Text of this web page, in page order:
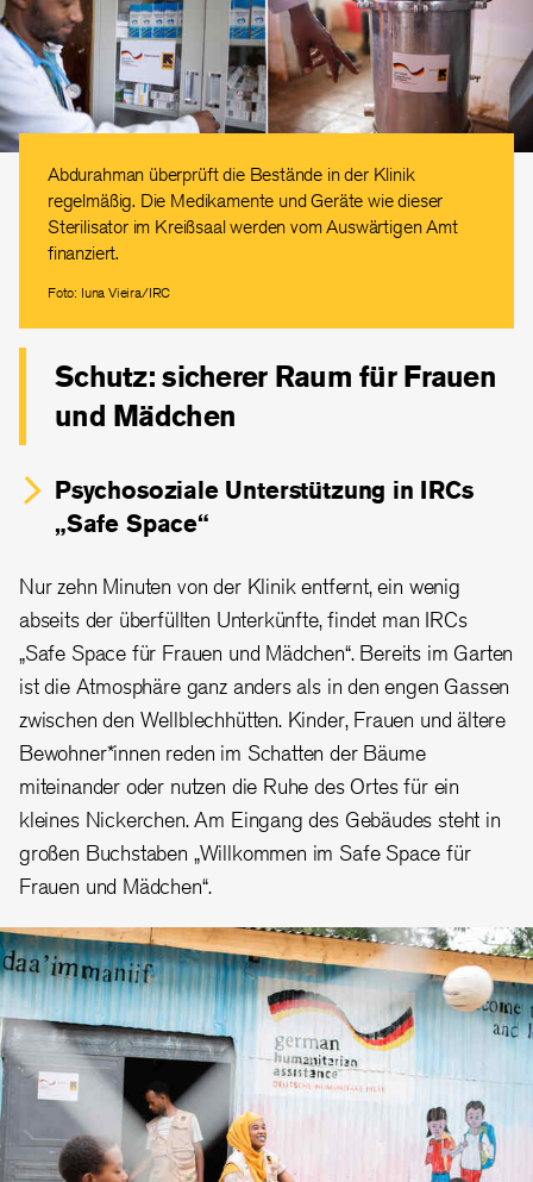
Abdurahman überprüft die Bestände in der Klinik
regelmäßig. Die Medikamente und Geräte wie dieser
Sterilisator im Kreißsaal werden vom Auswärtigen Amt
finanziert.
Foto: Iuna Vieira/IRC
Schutz: sicherer Raum für Frauen
und Mädchen
Psychosoziale Unterstützung in IRCs
„Safe Space“
Nur zehn Minuten von der Klinik entfernt, ein wenig
abseits der überfüllten Unterkünfte, findet man IRCs
„Safe Space für Frauen und Mädchen“. Bereits im Garten
ist die Atmosphäre ganz anders als in den engen Gassen
zwischen den Wellblechhütten. Kinder, Frauen und ältere
Bewohner*innen reden im Schatten der Bäume
miteinander oder nutzen die Ruhe des Ortes für ein
kleines Nickerchen. Am Eingang des Gebäudes steht in
großen Buchstaben „Willkommen im Safe Space für
Frauen und Mädchen“.